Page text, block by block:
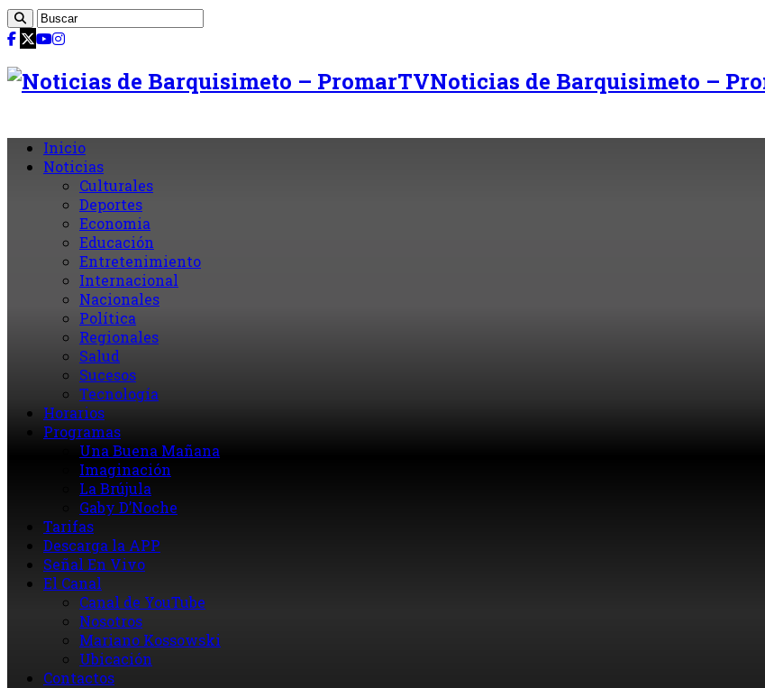
Noticias de Barquisimeto –
Inicio
Noticias
Culturales
Deportes
Economia
Educación
Entretenimiento
Internacional
Nacionales
Política
Regionales
Salud
Sucesos
Tecnología
Horarios
Programas
Una Buena Mañana
Imaginación
La Brújula
Gaby D’Noche
Tarifas
Descarga la APP
Señal En Vivo
El Canal
Canal de YouTube
Nosotros
Mariano Kossowski
Ubicación
Contactos